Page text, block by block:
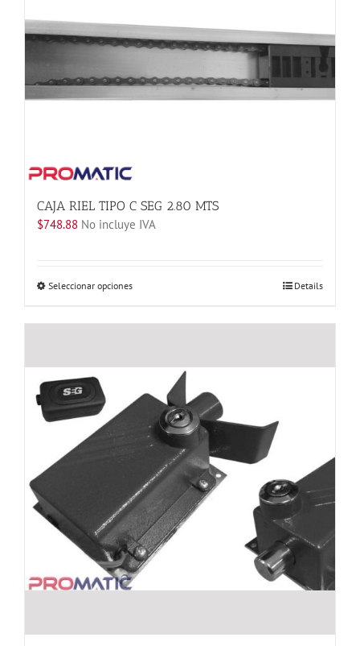
opciones
se
elegir
producto
CAJA RIEL TIPO C SEG 2.80 MTS
$748.88 No incluye IVA
Seleccionar opcionesEste
tiene
opciones
pueden
elegir
página
de
producto
Details